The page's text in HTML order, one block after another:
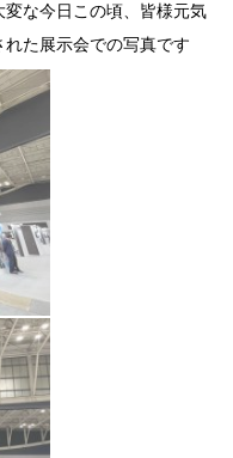
な今日この頃、皆様元気
た展示会での写真です